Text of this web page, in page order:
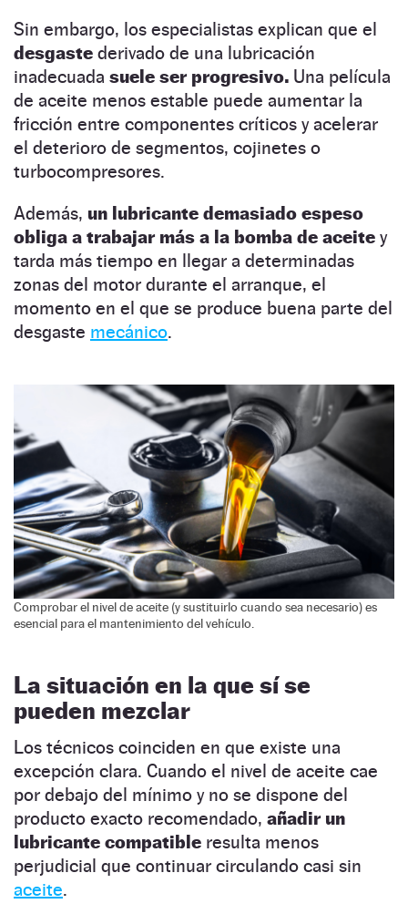
Sin embargo, los especialistas explican que el
desgaste derivado de una lubricación
inadecuada suele ser progresivo. Una película
de aceite menos estable puede aumentar la
fricción entre componentes críticos y acelerar
el deterioro de segmentos, cojinetes o
turbocompresores.
Además, un lubricante demasiado espeso
obliga a trabajar más a la bomba de aceite y
tarda más tiempo en llegar a determinadas
zonas del motor durante el arranque, el
momento en el que se produce buena parte del
desgaste mecánico.
Comprobar el nivel de aceite (y sustituirlo cuando sea necesario) es
esencial para el mantenimiento del vehículo.
La situación en la que sí se
pueden mezclar
Los técnicos coinciden en que existe una
excepción clara. Cuando el nivel de aceite cae
por debajo del mínimo y no se dispone del
producto exacto recomendado, añadir un
lubricante compatible resulta menos
perjudicial que continuar circulando casi sin
aceite.